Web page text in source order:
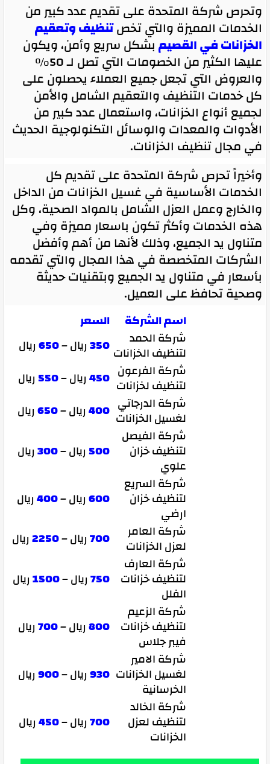
وتحرص شركة المتحدة على تقديم عدد كبير من
الخدمات المميزة والتي تخصتنظيف وتعقيم
الخزانات في القصيمبشكل سريع وأمن، ويكون
عليها الكثير من الخصومات التي تصل لـ 50%
والعروض التي تجعل جميع العملاء يحصلون على
كل خدمات التنظيف والتعقيم الشامل والأمن
لجميع أنواع الخزانات، واستعمال عدد كبير من
الأدوات والمعدات والوسائل التكنولوجية الحديث
في مجال تنظيف الخزانات.
وأخيراً تحرص شركة المتحدة على تقديم كل
الخدمات الأساسية في غسيل الخزانات من الداخل
والخارج وعمل العزل الشامل بالمواد الصحية، وكل
هذه الخدمات وأكثر تكون باسعار مميزة وفي
متناول يد الجميع، وذلك لأنها من أهم وأفضل
الشركات المتخصصة في هذا المجال والتي تقدمه
بأسعار في متناول يد الجميع وبتقنيات حديثة
وصحية تحافظ على العميل.
اسم الشركة
السعر
شركة الحمد
لتنظيف الخزانات 350ريال –650ريال
شركة الفرعون
لتنظيف لخزانات 450ريال –550ريال
شركة الدرجاتي
لغسيل الخزانات 400ريال –650ريال
شركة الفيصل
لتنظيف خزان
علوي
500ريال –300ريال
شركة السريع
لتنظيف خزان
ارضي
600ريال –400ريال
شركة العامر
لعزل الخزانات 700ريال –2250ريال
شركة العارف
لتنظيف خزانات
الفلل
750ريال –1500ريال
شركة الزعيم
لتنظيف خزانات
فيبر جلاس
800ريال –700ريال
شركة الامير
لغسيل الخزانات
الخرسانية
930ريال –900ريال
شركة الخالد
لتنظيف لعزل
الخزانات
700ريال –450ريال